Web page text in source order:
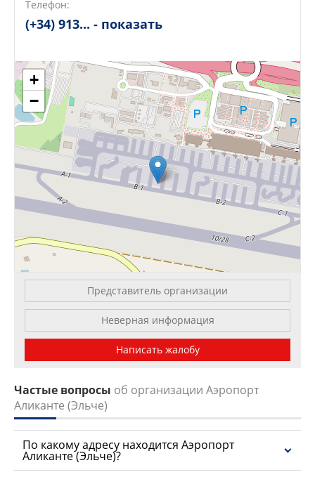
Телефон:
(+34) 913... - показать
+
−
Leaflet| OSM Mapnik
Представитель организации
Неверная информация
Написать жалобу
Частые вопросы об организации Аэропорт
Аликанте (Эльче)
По какому адресу находится Аэропорт
Аликанте (Эльче)?